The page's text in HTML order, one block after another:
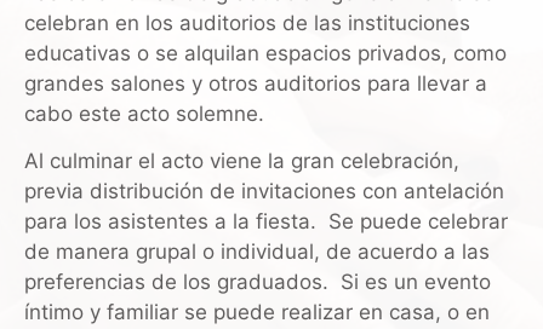
celebran en los auditorios de las instituciones
educativas o se alquilan espacios privados, como
grandes salones y otros auditorios para llevar a
cabo este acto solemne.
Al culminar el acto viene la gran celebración,
previa distribución de invitaciones con antelación
para los asistentes a la fiesta. Se puede celebrar
de manera grupal o individual, de acuerdo a las
preferencias de los graduados. Si es un evento
íntimo y familiar se puede realizar en casa, o en